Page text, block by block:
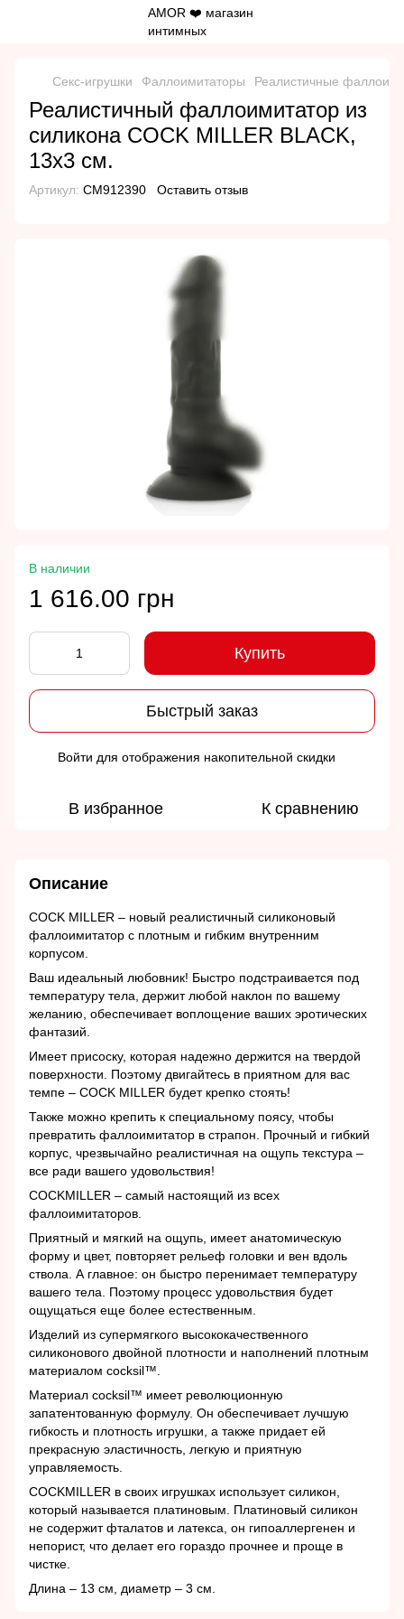
Секс-игрушки Фаллоимитаторы Реалистичные
Реалистичный фаллоимитатор из
силикона COCK MILLER BLACK,
13х3 см.
Артикул: CM912390 Оставить отзыв
В наличии
1 616.00 грн
Купить
Быстрый заказ
Войти для отображения накопительной скидки
В избранное К сравнению
Описание
COCK MILLER – новый реалистичный силиконовый
фаллоимитатор с плотным и гибким внутренним
корпусом.
Ваш идеальный любовник! Быстро подстраивается под
температуру тела, держит любой наклон по вашему
желанию, обеспечивает воплощение ваших эротических
фантазий.
Имеет присоску, которая надежно держится на твердой
поверхности. Поэтому двигайтесь в приятном для вас
темпе – COCK MILLER будет крепко стоять!
Также можно крепить к специальному поясу, чтобы
превратить фаллоимитатор в страпон. Прочный и гибкий
корпус, чрезвычайно реалистичная на ощупь текстура –
все ради вашего удовольствия!
COCKMILLER – самый настоящий из всех
фаллоимитаторов.
Приятный и мягкий на ощупь, имеет анатомическую
форму и цвет, повторяет рельеф головки и вен вдоль
ствола. А главное: он быстро перенимает температуру
вашего тела. Поэтому процесс удовольствия будет
ощущаться еще более естественным.
Изделий из супермягкого высококачественного
силиконового двойной плотности и наполнений плотным
материалом cocksil™.
Материал cocksil™ имеет революционную
запатентованную формулу. Он обеспечивает лучшую
гибкость и плотность игрушки, а также придает ей
прекрасную эластичность, легкую и приятную
управляемость.
COCKMILLER в своих игрушках использует силикон,
который называется платиновым. Платиновый силикон
не содержит фталатов и латекса, он гипоаллергенен и
непорист, что делает его гораздо прочнее и проще в
чистке.
Длина – 13 см, диаметр – 3 см.